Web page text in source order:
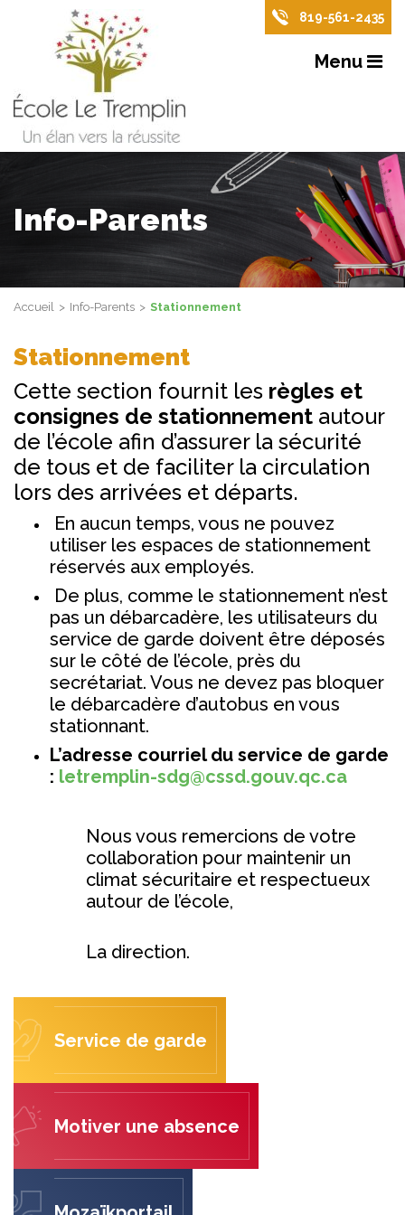
819-561-2435
Menu
Info-Parents
Accueil Info-Parents Stationnement
Stationnement
Cette section fournit les règles et
consignes de stationnement autour
de l’école afin d’assurer la sécurité
de tous et de faciliter la circulation
lors des arrivées et départs.
En aucun temps, vous ne pouvez
utiliser les espaces de stationnement
réservés aux employés.
De plus, comme le stationnement n’est
pas un débarcadère, les utilisateurs du
service de garde doivent être déposés
sur le côté de l’école, près du
secrétariat. Vous ne devez pas bloquer
le débarcadère d’autobus en vous
stationnant.
L’adresse courriel du service de garde
: letremplin-sdg@cssd.gouv.qc.ca
Nous vous remercions de votre
collaboration pour maintenir un
climat sécuritaire et respectueux
autour de l’école,
La direction.
Service de garde
Motiver une absence